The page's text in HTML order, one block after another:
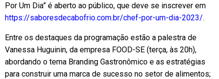
Por Um Dia” é aberto ao público, que deve se inscrever em
https://saboresdecabofrio.com.br/chef-por-um-dia-2023/.
Entre os destaques da programação estão a palestra de
Vanessa Huguinin, da empresa FOOD-SE (terça, às 20h),
abordando o tema Branding Gastronômico e as estratégias
para construir uma marca de sucesso no setor de alimentos;